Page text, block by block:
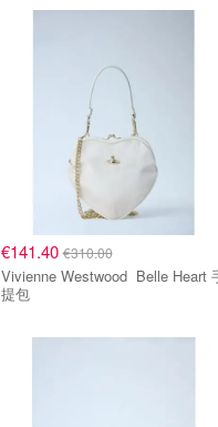
€141.40€310.00
Vivienne Westwood Belle Heart 手
提包